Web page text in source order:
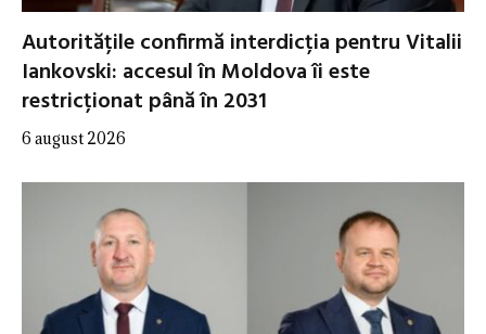
Autoritățile confirmă interdicția pentru Vitalii
Iankovski: accesul în Moldova îi este
restricționat până în 2031
6 august 2026